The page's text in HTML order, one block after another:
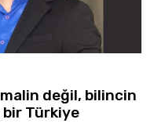
değil, bilincin
Türkiye